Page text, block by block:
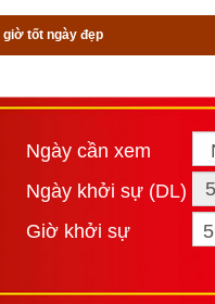
giờ tốt ngày đẹp
Ngày cần xem
Ngày khởi sự (DL)
Giờ khởi sự